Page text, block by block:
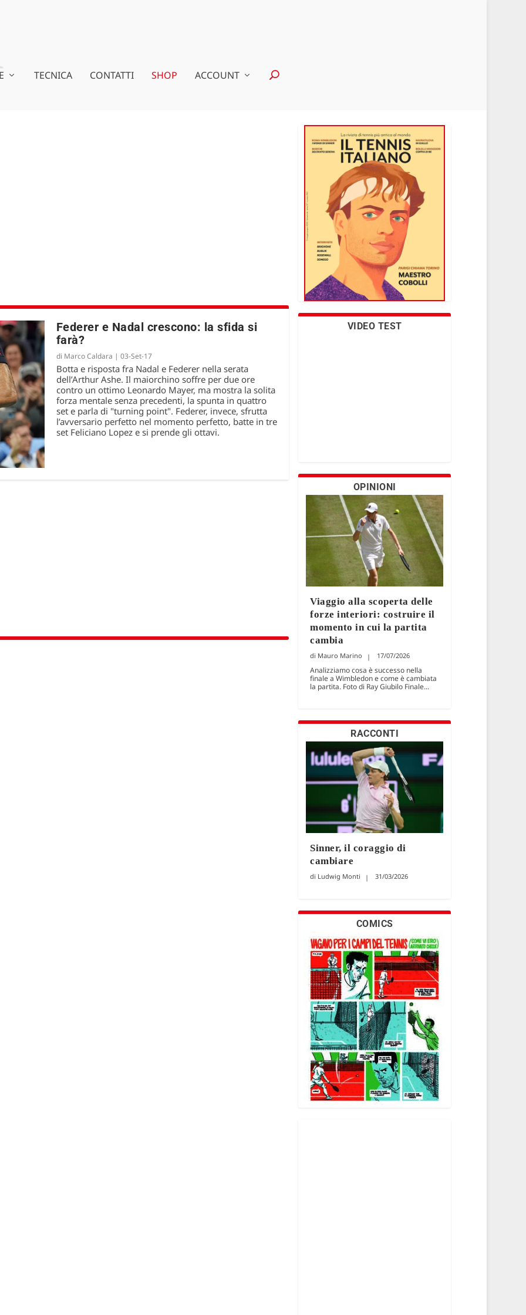
TECNICA CONTATTI SHOP ACCOUNT
Federer e Nadal crescono: la sfida si
farà?
di Marco Caldara | 03-Set-17
Botta e risposta fra Nadal e Federer nella serata
dell’Arthur Ashe. Il maiorchino soffre per due ore
contro un ottimo Leonardo Mayer, ma mostra la solita
forza mentale senza precedenti, la spunta in quattro
set e parla di "turning point". Federer, invece, sfrutta
l’avversario perfetto nel momento perfetto, batte in tre
set Feliciano Lopez e si prende gli ottavi.
VIDEO TEST
OPINIONI
Viaggio alla scoperta delle
forze interiori: costruire il
momento in cui la partita
cambia
Mauro Marino 17/07/2026
Analizziamo cosa è successo nella
finale a Wimbledon e come è cambiata
la partita. Foto di Ray Giubilo Finale...
RACCONTI
Sinner, il coraggio di
cambiare
Ludwig Monti 31/03/2026
COMICS